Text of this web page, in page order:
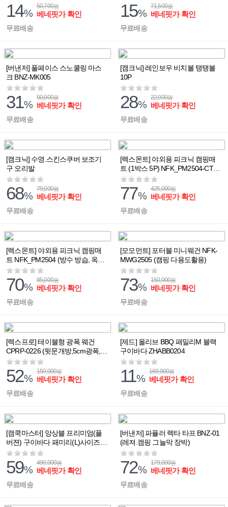
14%
50,700원
베네핏가 확인
무료배송
15%
71,500원
베네핏가 확인
무료배송
[버낸저] 풀페이스 스노쿨링 마스
크 BNZ-MK005
31%
50,000원
베네핏가 확인
무료배송
[캠크닉] 레인보우 비치볼 탱탱볼
10P
28%
22,000원
베네핏가 확인
무료배송
[캠크닉] 수영.스킨스쿠버 보조기
구 오리발
68%
79,000원
베네핏가 확인
무료배송
[렉스몬트] 야외용 피크닉 캠핑매
트 (1박스 5P) NFK_PM2504-CT
(방수 방습, 옥스포드원단)
77%
425,000원
베네핏가 확인
무료배송
[렉스몬트] 야외용 피크닉 캠핑매
트 NFK_PM2504 (방수 방습, 옥스
포드원단)
70%
85,000원
베네핏가 확인
무료배송
[모모먼트] 포터블 미니웨건 NFK-
MWG2505 (캠핑 다용도활용)
73%
150,000원
베네핏가 확인
무료배송
[렉스프로] 테이블형 광폭 웨건
CPRP-0226 (뒷문개방,5cm광폭,상
판포함)
52%
150,000원
베네핏가 확인
무료배송
[제드] 올리브 BBQ 패밀리M 블랙
구이바다 ZHABB0204
11%
169,000원
베네핏가 확인
무료배송
[캠쿡마스터] 앙상블 프리미엄(풀
버젼) 구이바다 패미리(L)사이즈
CCM-PGAS01
59%
490,000원
베네핏가 확인
무료배송
[버낸저] 파퓰러 렉타 타프 BNZ-01
(레져.캠핑 그늘막 장박)
72%
179,000원
베네핏가 확인
무료배송